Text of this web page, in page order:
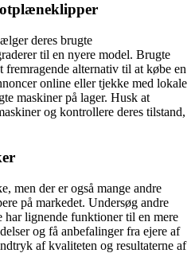
deres brugte
til en nyere model. Brugte
alternativ til at købe en
online eller tjekke med lokale
maskiner på lager. Husk at
og kontrollere deres tilstand,
men der er også mange andre
på markedet. Undersøg andre
lignende funktioner til en mere
og få anbefalinger fra ejere af
af kvaliteten og resultaterne af